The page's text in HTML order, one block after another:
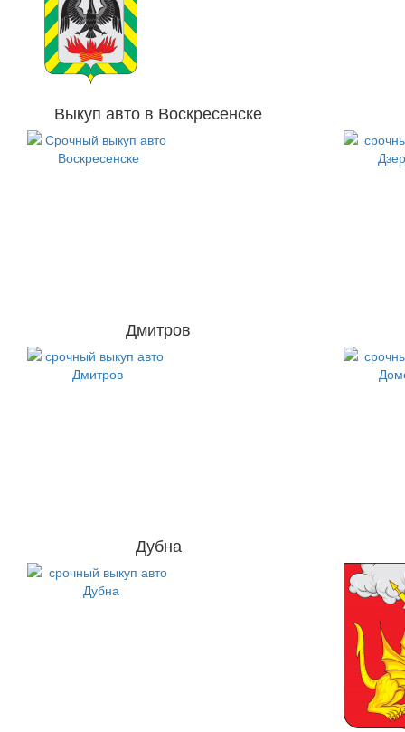
Выкуп авто в Воскресенске
Дмитров
Дубна